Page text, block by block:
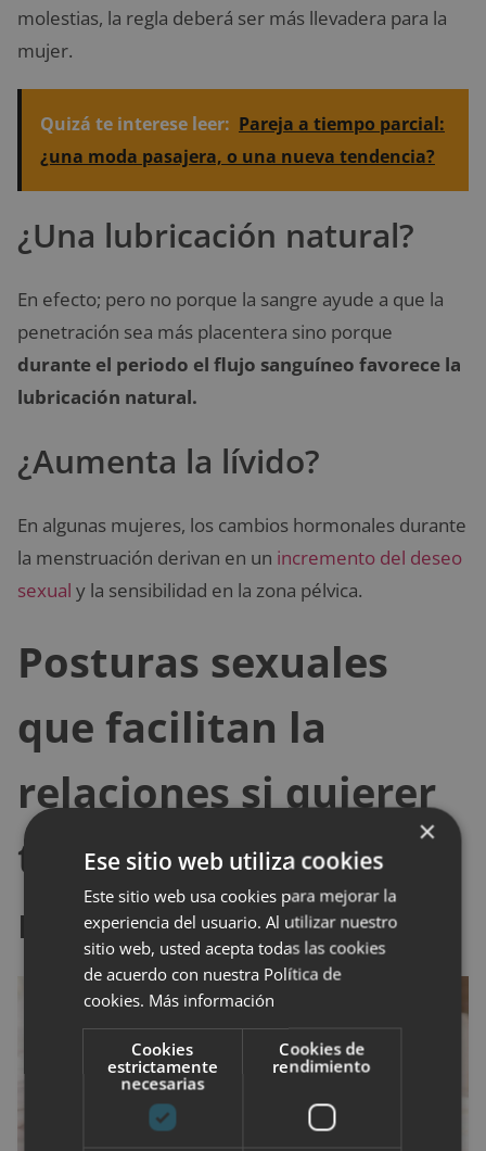
molestias, la regla deberá ser más llevadera para la
mujer.
Quizá te interese leer: Pareja a tiempo parcial:
¿una moda pasajera, o una nueva tendencia?
¿Una lubricación natural?
En efecto; pero no porque la sangre ayude a que la
penetración sea más placentera sino porque
durante el periodo el flujo sanguíneo favorece la
lubricación natural.
¿Aumenta la lívido?
En algunas mujeres, los cambios hormonales durante
la menstruación derivan en un incremento del deseo
sexual y la sensibilidad en la zona pélvica.
Posturas sexuales
que facilitan la
relaciones si quierer
tener sexo con la
regla
×
Ese sitio web utiliza cookies
Este sitio web usa cookies para mejorar la
experiencia del usuario. Al utilizar nuestro
sitio web, usted acepta todas las cookies
de acuerdo con nuestra Política de
cookies. Más información
Cookies
estrictamente
necesarias
Cookies de
rendimiento